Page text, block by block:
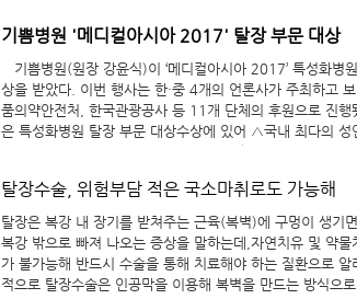
그 위험성을 경고해온 물질입니다. 인공막은 만성 수술 후 통
니다. 환자분은 언론매체를 통해 이미 이러한 인공막 탈장수
충분히 알고 계셨습니다. 그만큼 미국에서 인공막의 부작용
비일비재하게 일어나는지를 짐작할 수 있습니다. 환자분 친
재발률 또한 큰 골칫거리입니다. 인공막 탈장수술은 장이 빠
때문에 재발률이 2~5%로 높습니다. 이와 달리, 탈장 원인을
주는 기쁨병원의 ‘무인공막 탈장수술’은 재발 위험이 0.5%에
다. 우리 병원에는 지금까지 23개국 235명의 외국인 환자분
습니다. 그만큼 인공막 탈장수술은 많은 시간과 비용을 투자
고 싶은 수술입니다. 점점 인공막에 대한 인식을 바꿔가는
내에서는 여전히 부작용에 대한 인식이 낮아 안타깝습니다.
표를 세웠습니다." 강윤식 기쁨병원 대표원장(62)은 "탈장
해외환자들이 제 발로 찾아오는 전문병원을 만들겠다"고 장
대 달라고 되묻자 강 원장은 자신이 개발한 '강윤식 무장력
수술'을 제시했다. 강 원장의 수술법은 탈장이 생기는 몸속
멍을 그대로 꿰매는 방식으로 부작용이 거의 없고 회복이 빠
탈장 환자들은 구멍이 난 복벽에 주의 근육을 당겨서 꿰매거
다시 뜯어지거나 재발이 잦다.인공막을 구멍에 덧대는 수술
다. 기쁨병원에서 새 수술법으로 탈장을 고친 국내외 환자는
이른다. 그중 230여명은 23개국에서 온 해외환자들이다.
지난해말 100세, 올초엔 103세 노인의 탈장수술에 성공했
탈장을 알기 쉽게 설명한 '굿바이 탈장'이란 책도 펴냈다. 새
기쁨병원 '메디컬아시아 2017' 탈장 부문 대상
기쁨병원(원장 강윤식)이 ‘메디컬아시아 2017’ 특성화병
상을 받았다. 이번 행사는 한·중 4개의 언론사가 주최하고
품의약안전처, 한국관광공사 등 11개 단체의 후원으로 진행
은 특성화병원 탈장 부문 대상수상에 있어 △국내 최다의 성
수술 지원 등 다양한 부분에서 높은 평가를 받았다. 기쁨병원
은 “2001년 한국 최초의 탈장센터를 개설한 이후 10,000건
부탈장수술 경험을 바탕으로 기쁨병원만의 ‘무(無)인공막 탈
했다. 이를 통해 국내 뿐 아니라 해외의 많은 분들이 찾아주
다”며, “메디컬 아시아 시상을 통해 세계1등 탈장센터라는 목
탈장수술, 위험부담 적은 국소마취로도 가능해
탈장은 복강 내 장기를 받쳐주는 근육(복벽)에 구멍이 생기
복강 밖으로 빠져 나오는 증상을 말하는데,자연치유 및 약물
가 불가능해 반드시 수술을 통해 치료해야 하는 질환으로 알
적으로 탈장수술은 인공막을 이용해 복벽을 만드는 방식으로